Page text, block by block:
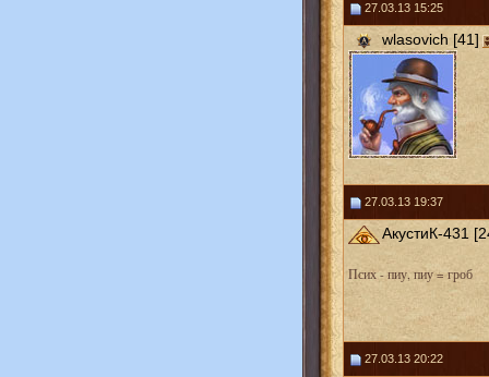
27.03.13 15:25
wlasovich [41]
27.03.13 19:37
АкустиК-431
Псих - пиу, пиу = гроб
27.03.13 20:22